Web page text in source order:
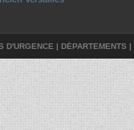
D'URGENCE | DÉPARTEMENTS |